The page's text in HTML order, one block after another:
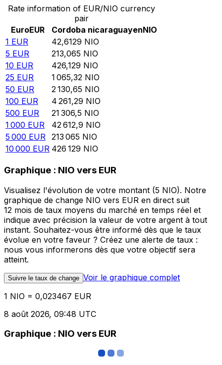
Rate information of EUR/NIO currency
pair
EuroEUR Cordoba nicaraguayenNIO
1 EUR 42,6129 NIO
5 EUR 213,065 NIO
10 EUR 426,129 NIO
25 EUR 1 065,32 NIO
50 EUR 2 130,65 NIO
100 EUR 4 261,29 NIO
500 EUR 21 306,5 NIO
1 000 EUR 42 612,9 NIO
5 000 EUR 213 065 NIO
10 000 EUR 426 129 NIO
Graphique : NIO vers EUR
Visualisez l'évolution de votre montant (5 NIO). Notre
graphique de change NIO vers EUR en direct suit
12 mois de taux moyens du marché en temps réel et
indique avec précision la valeur de votre argent à tout
instant. Souhaitez-vous être informé dès que le taux
évolue en votre faveur ? Créez une alerte de taux :
nous vous informerons dès que votre objectif sera
atteint.
Suivre le taux de change Voir le graphique complet
1 NIO = 0,023467 EUR
8 août 2026, 09:48 UTC
Graphique : NIO vers EUR